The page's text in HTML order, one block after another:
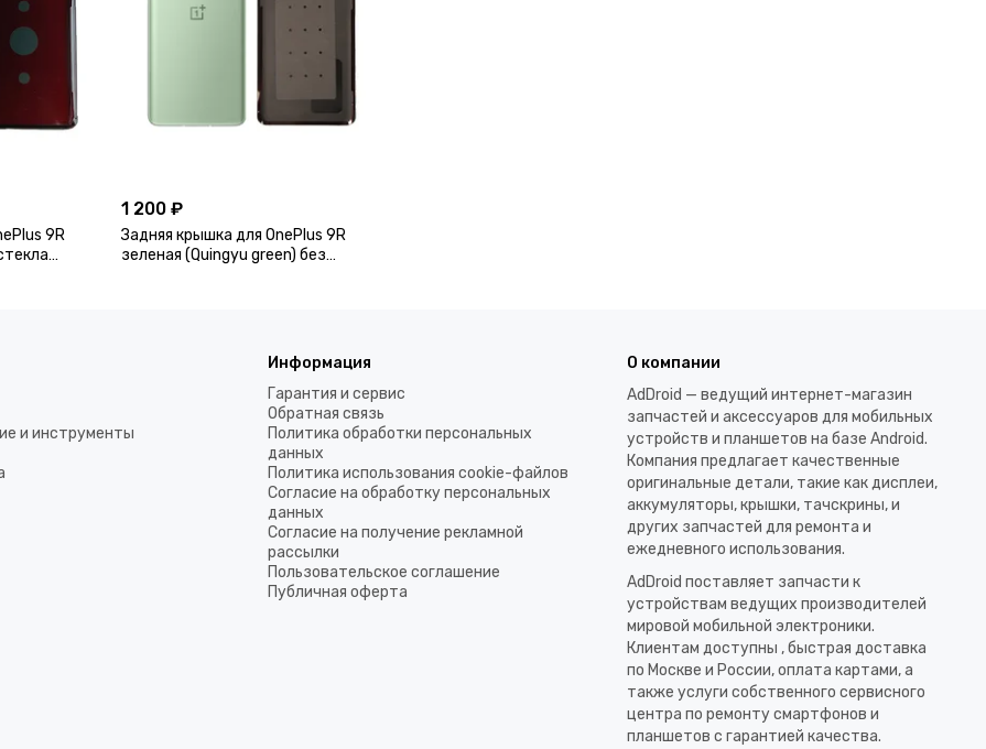
9R
1 200 ₽
Задняя крышка для OnePlus 9R
зеленая (Quingyu green) без
и инструменты
Информация
Гарантия и сервис
Обратная связь
Политика обработки персональных
данных
Политика использования cookie-файлов
Согласие на обработку персональных
данных
Согласие на получение рекламной
рассылки
Пользовательское соглашение
Публичная оферта
О компании
AdDroid — ведущий интернет-магазин
запчастей и аксессуаров для мобильных
устройств и планшетов на базе Android.
Компания предлагает качественные
оригинальные детали, такие как дисплеи,
аккумуляторы, крышки, тачскрины, и
других запчастей для ремонта и
ежедневного использования.​
AdDroid поставляет запчасти к
устройствам ведущих производителей
мировой мобильной электроники.
Клиентам доступны , быстрая доставка
по Москве и России, оплата картами, а
также услуги собственного сервисного
центра по ремонту смартфонов и
планшетов с гарантией качества.